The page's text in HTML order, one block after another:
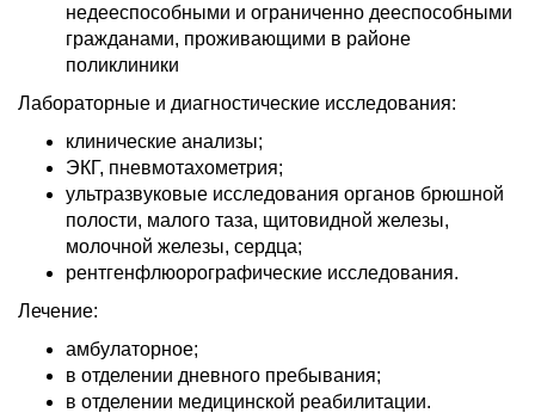
недееспособными и ограниченно дееспособными
гражданами, проживающими в районе
поликлиники
Лабораторные и диагностические исследования:
клинические анализы;
ЭКГ, пневмотахометрия;
ультразвуковые исследования органов брюшной
полости, малого таза, щитовидной железы,
молочной железы, сердца;
рентгенфлюорографические исследования.
Лечение:
амбулаторное;
в отделении дневного пребывания;
в отделении медицинской реабилитации.